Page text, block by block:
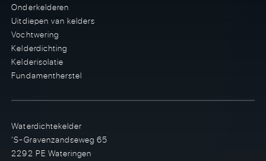
Onderkelderen
Uitdiepen van kelders
Vochtwering
Kelderdichting
Kelderisolatie
Fundamentherstel
Waterdichtekelder
’S-Gravenzandseweg 65
2292 PE Wateringen